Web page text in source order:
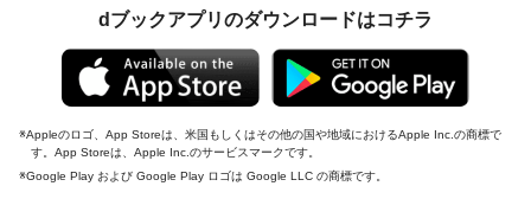
dブックアプリのダウンロードはコチラ
Appleのロゴ、App Storeは、米国もしくはその他の国や地域におけるApple Inc.の商標で
す。App Storeは、Apple Inc.のサービスマークです。
Google Play および Google Play ロゴは Google LLC の商標です。